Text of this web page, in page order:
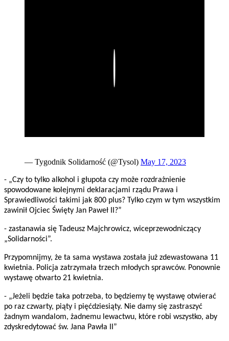
— Tygodnik Solidarność (@Tysol) May 17, 2023
- „Czy to tylko alkohol i głupota czy może rozdrażnienie
spowodowane kolejnymi deklaracjami rządu Prawa i
Sprawiedliwości takimi jak 800 plus? Tylko czym w tym wszystkim
zawinił Ojciec Święty Jan Paweł II?”
- zastanawia się Tadeusz Majchrowicz, wiceprzewodniczący
„Solidarności”.
Przypomnijmy, że ta sama wystawa została już zdewastowana 11
kwietnia. Policja zatrzymała trzech młodych sprawców. Ponownie
wystawę otwarto 21 kwietnia.
- „Jeżeli będzie taka potrzeba, to będziemy tę wystawę otwierać
po raz czwarty, piąty i pięćdziesiąty. Nie damy się zastraszyć
żadnym wandalom, żadnemu lewactwu, które robi wszystko, aby
zdyskredytować św. Jana Pawła II”